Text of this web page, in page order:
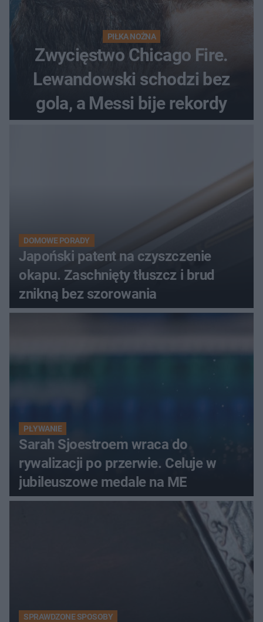
PIŁKA NOŻNA
Zwycięstwo Chicago Fire.
Lewandowski schodzi bez
gola, a Messi bije rekordy
DOMOWE PORADY
Japoński patent na czyszczenie
okapu. Zaschnięty tłuszcz i brud
znikną bez szorowania
PŁYWANIE
Sarah Sjoestroem wraca do
rywalizacji po przerwie. Celuje w
jubileuszowe medale na ME
SPRAWDZONE SPOSOBY